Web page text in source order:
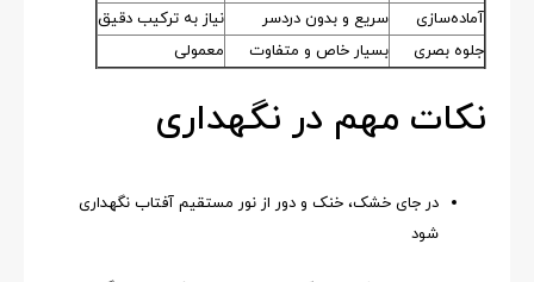
آماده‌سازی
سریع و بدون دردسر
نیاز به ترکیب دقیق
جلوه بصری بسیار خاص و متفاوت معمولی
نکات مهم در نگهداری
در جای خشک، خنک و دور از نور مستقیم آفتاب نگهداری
شود